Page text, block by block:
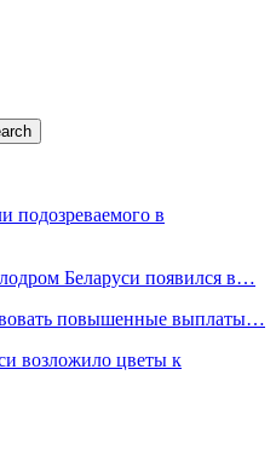
подозреваемого в
Беларуси появился в…
повышенные выплаты…
возложило цветы к